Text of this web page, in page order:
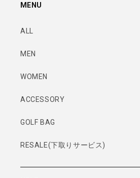
MENU
ALL
MEN
WOMEN
ACCESSORY
GOLF BAG
RESALE(下取りサービス)